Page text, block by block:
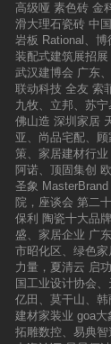
高级哑 素色砖 金
滑大理石瓷砖 中
岩板 Rational、
装配式建筑展招展
武汉建博会 广东
联动科技 全友 索
九牧、立邦、苏
佛山造 深圳家居
亚、尚品宅配、
策、家居建材行业
阿诺、顶固集创
圣象
院，座谈会 第二
保利 陶瓷十大品牌
盛、家居企业 广
市昭化区、绿色家
力量，夏清云 启
国工业设计协会、
亿田、莫干山、
建材家装业 goa大
拓雕数控、易典